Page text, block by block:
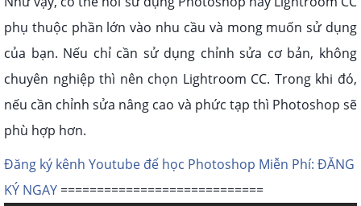
phụ thuộc phần lớn vào nhu cầu và mong muốn sử dụng
của bạn. Nếu chỉ cần sử dụng chỉnh sửa cơ bản, không
chuyên nghiệp thì nên chọn Lightroom CC. Trong khi đó,
nếu cần chỉnh sửa nâng cao và phức tạp thì Photoshop sẽ
phù hợp hơn.
Đăng ký kênh Youtube để học Photoshop Miễn Phí: ĐĂNG
KÝ NGAY ============================